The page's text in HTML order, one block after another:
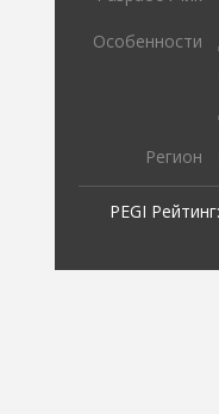
Особенности
Регион
PEGI